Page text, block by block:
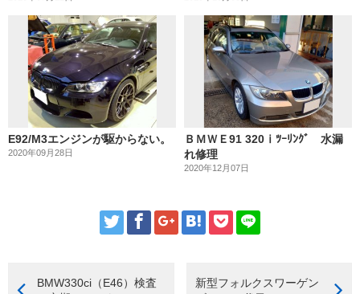
E92/M3エンジンが駆からない。
2020年09月28日
ＢＭＷＥ91 320ⅰﾂｰﾘﾝｸﾞ 水漏
れ修理
2020年12月07日
BMW330ci（E46）検査
新型フォルクスワーゲン